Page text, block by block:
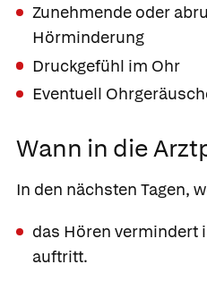
Zunehmende oder
Hörminderung
Druckgefühl im Ohr
Eventuell
Wann in die
In den nächsten Tagen,
das Hören vermindert
auftritt.